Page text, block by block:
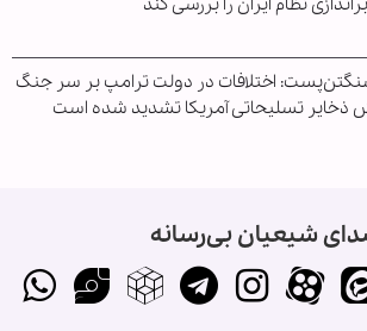
اختلافات در دولت ترامپ بر سر جنگ
ذخایر تسلیحاتی آمریکا تشدید شده است
شیعیان بی‌رسانه